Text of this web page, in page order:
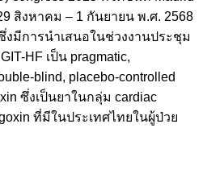
สิงหาคม – 1 กันยายน พ.ศ. 2568
มีการนำเสนอในช่วงงานประชุม
HF เป็น pragmatic,
blind, placebo-controlled
ซึ่งเป็นยาในกลุ่ม cardiac
ที่มีในประเทศไทยในผู้ป่วย